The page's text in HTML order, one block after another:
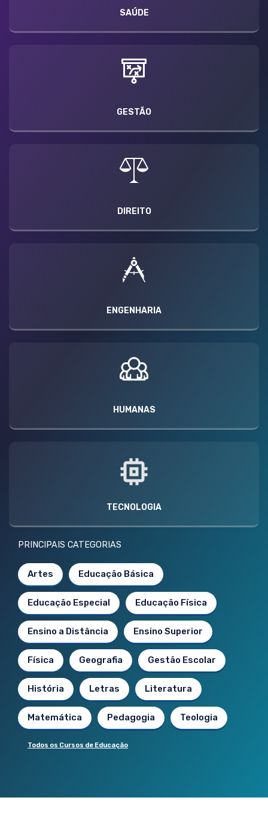
SAÚDE
GESTÃO
DIREITO
ENGENHARIA
HUMANAS
TECNOLOGIA
PRINCIPAIS CATEGORIAS
Artes Educação Básica
Educação Especial Educação Física
Ensino a Distância Ensino Superior
Física Geografia Gestão Escolar
História Letras Literatura
Matemática Pedagogia Teologia
Todos os Cursos de Educação